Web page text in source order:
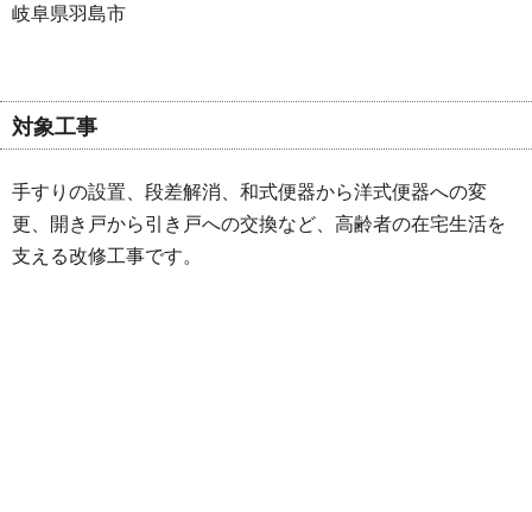
岐阜県羽島市
対象工事
手すりの設置、段差解消、和式便器から洋式便器への変
更、開き戸から引き戸への交換など、高齢者の在宅生活を
支える改修工事です。